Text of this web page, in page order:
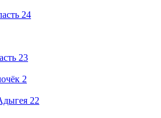
24
23
2
22